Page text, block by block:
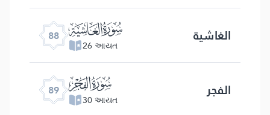
88 ﰅ
26 આયત الغاشیة
89 ﰆ
30 આયત الفجر